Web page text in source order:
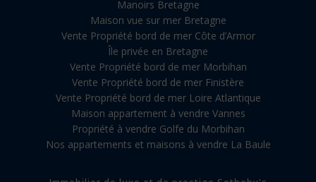
Manoirs Bretagne
Maison vue sur mer Bretagne
Vente Propriété bord de mer Côte d’Armor
Île privée en Bretagne
Vente Propriété bord de mer Morbihan
Vente Propriété bord de mer Finistère
Vente Propriété bord de mer Loire Atlantique
Maison appartement à vendre Vannes
Propriété à vendre Golfe du Morbihan
Nos appartements et maisons à vendre La Baule